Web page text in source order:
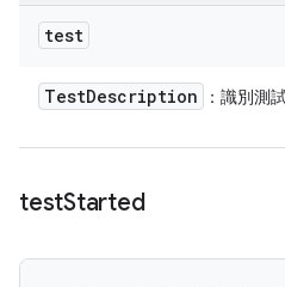
test
TestDescription ：識別測
testStarted